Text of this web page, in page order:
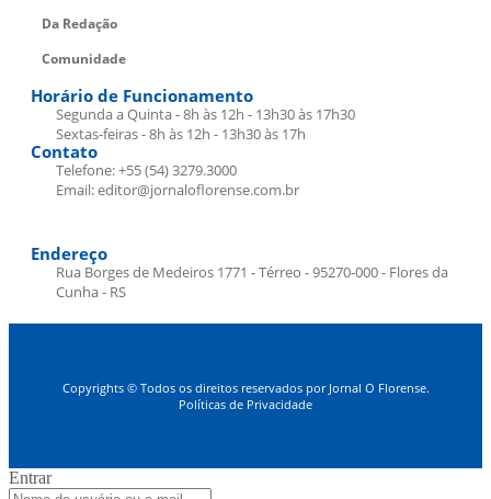
Da Redação
Comunidade
Horário de Funcionamento
Segunda a Quinta - 8h às 12h - 13h30 às 17h30
Sextas-feiras - 8h às 12h - 13h30 às 17h
Contato
Telefone: +55 (54) 3279.3000
Email: editor@jornaloflorense.com.br
Endereço
Rua Borges de Medeiros 1771 - Térreo - 95270-000 - Flores da
Cunha - RS
Copyrights © Todos os direitos reservados por Jornal O Florense.
Políticas de Privacidade
Entrar